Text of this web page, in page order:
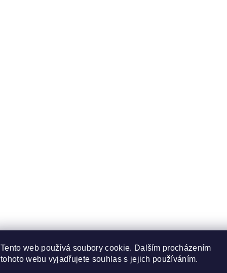
Obchodní podmínky Ochrana osobních údajů
Tento web používá soubory cookie. Dalším procházením
tohoto webu vyjadřujete souhlas s jejich používáním.